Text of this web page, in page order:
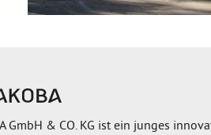
GmbH & CO. KG ist ein junges